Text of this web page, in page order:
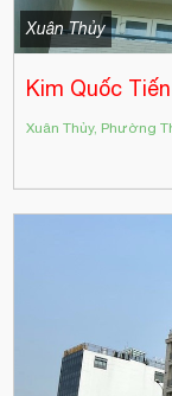
Xuân Thủy
Kim Quốc
Xuân Thủy, Phường